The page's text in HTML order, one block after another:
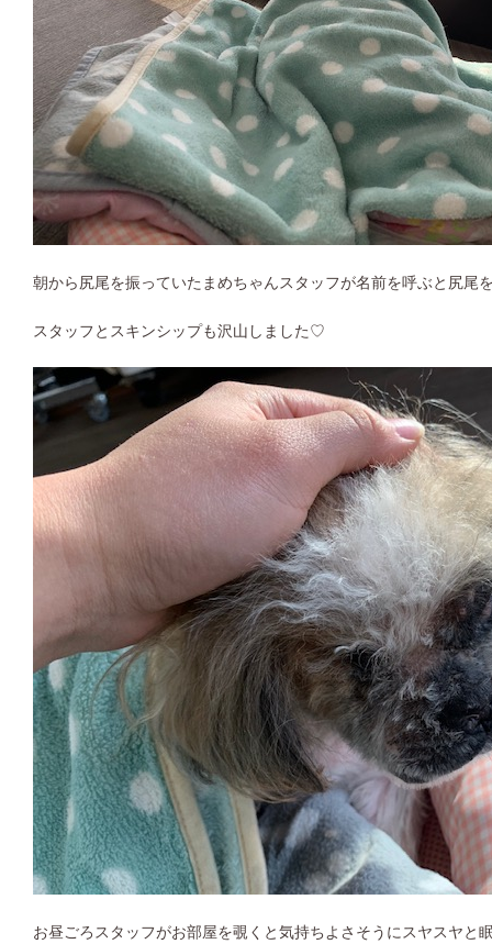
朝から尻尾を振っていたまめちゃんスタッフが名前を呼ぶと尻尾
スタッフとスキンシップも沢山しました♡
お昼ごろスタッフがお部屋を覗くと気持ちよさそうにスヤスヤと